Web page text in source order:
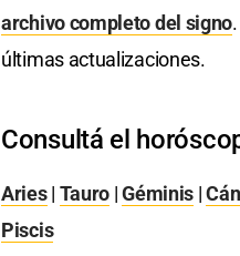
archivo completo del signo
últimas actualizaciones.
Consultá el
Aries| Tauro |Géminis |
Piscis